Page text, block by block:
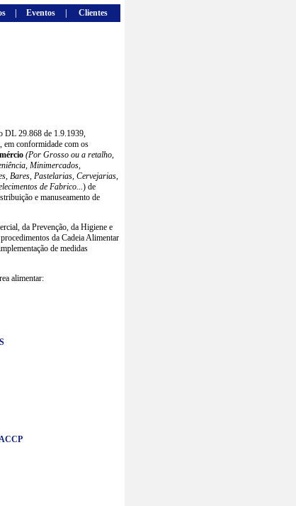
Eventos Clientes
DL 29.868 de 1.9.1939,
, em conformidade com os
(Por Grosso ou a retalho,
Minimercados,
Bares, Pastelarias, Cervejarias,
de Fabrico... ) de
e manuseamento de
da Prevenção, da Higiene e
da Cadeia Alimentar
de medidas
alimentar: